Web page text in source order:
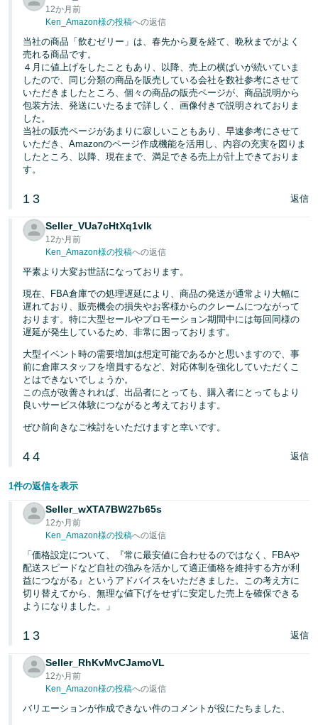
12か月前
Ken_Amazon様の投稿への返信
当社の商品「飲むゼリー」は、春先から夏を経て、晩秋までがよく
売れる商品です。
４月に値上げをしたこともあり、以降、売上の横ばいが続いていま
したので、同じ分類の商品を販売している会社を数社参考にさせて
いただきましたところ、個々の商品の販売ページが、商品説明から
包装方法、発送にいたるまで詳しく、画像付きで説明されておりま
した。
当社の販売ページがあまりに寂しいこともあり、早速参考にさせて
いただき、Amazonのページ作成機能を活用し、内容の充実を図りま
したところ、以降、現在まで、満足できる売上が計上できておりま
す。
1 3 返信
Seller_VUa7cHtXq1vlk
12か月前
Ken_Amazon様の投稿への返信
平素より大変お世話になっております。
現在、FBA倉庫での処理遅延により、商品の発送が通常より大幅に
遅れており、販売機会の損失やお客様からのクレームにつながって
おります。特に大型セールやプロモーション期間中には毎回同様の
遅延が発生しているため、非常に困っております。
大型イベント時の需要増加は想定可能であるかと思いますので、事
前に倉庫スタッフを増員するなど、対応体制を強化していただくこ
とはできないでしょうか。
この点が改善されれば、出品者にとっても、購入者にとってもより
良いサービス体験につながると考えております。
ぜひ前向きなご検討をいただけますと幸いです。
4 4 返信
1件の返信を表示
Seller_wXTA7BW27b65s
12か月前
Ken_Amazon様の投稿への返信
「価格設定について、『常に最安値に合わせるのではなく、FBAや
配送スピードなど自社の強みを活かして適正価格を維持する方が利
益につながる』というアドバイスをいただきました。この考え方に
切り替えてから、無理な値下げをせずに安定した売上を確保できる
ようになりました。」
1 3 返信
Seller_RhKvMvCJamoVL
12か月前
Ken_Amazon様の投稿への返信
バリエーションが作成できない件のコメントが役にたちました、